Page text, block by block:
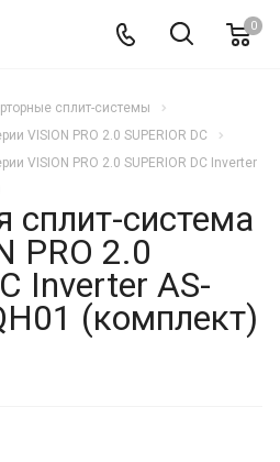
0
сплит-системы
VISION PRO 2.0 SUPERIOR DC
VISION PRO 2.0 SUPERIOR DC Inverter
сплит-система
PRO 2.0
Inverter AS-
(комплект)